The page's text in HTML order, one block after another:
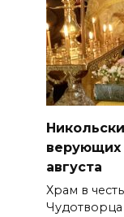
верующих
августа
Храм в